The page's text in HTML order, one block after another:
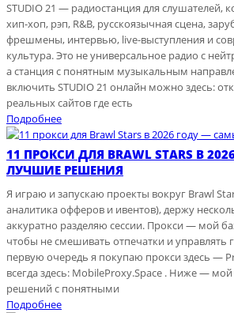
STUDIO 21 — радиостанция для слушателей,
хип-хоп, рэп, R&B, русскоязычная сцена,
фрешмены, интервью, live-выступления и
культура. Это не универсальное радио с
а станция с понятным музыкальным
включить STUDIO 21 онлайн можно здесь:
реальных сайтов где есть
Подробнее
11 ПРОКСИ ДЛЯ BRAWL STARS В
ЛУЧШИЕ РЕШЕНИЯ
Я играю и запускаю проекты вокруг Brawl
аналитика офферов и ивентов), держу
аккуратно разделяю сессии. Прокси — мой
чтобы не смешивать отпечатки и управлять
первую очередь я покупаю прокси здесь —
всегда здесь: MobileProxy.Space . Ниже — мой
решений с понятными
Подробнее